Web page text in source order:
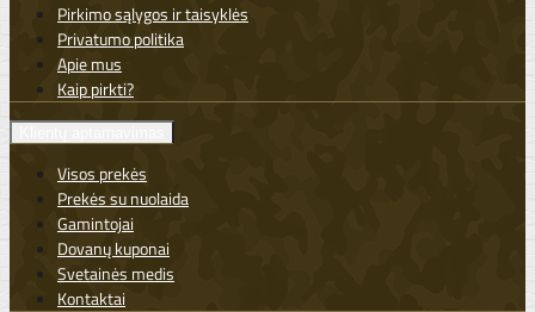
Pirkimo sąlygos ir taisyklės
Privatumo politika
Apie mus
Kaip pirkti?
Visos prekės
Prekės su nuolaida
Gamintojai
Dovanų kuponai
Svetainės medis
Kontaktai